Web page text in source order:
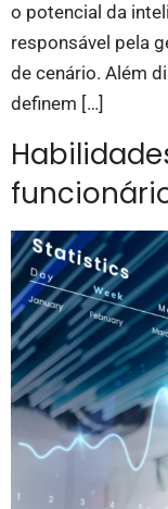
o potencial da
responsável pela
de cenário. Além
definem […]